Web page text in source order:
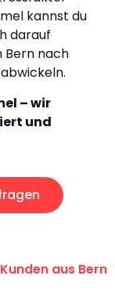
kannst du
darauf
Bern nach
– wir
und
aus Bern